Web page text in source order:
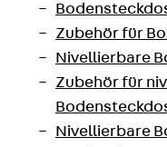
Zubehör für
Nivellierbare
Zubehör für
Nivellierbare